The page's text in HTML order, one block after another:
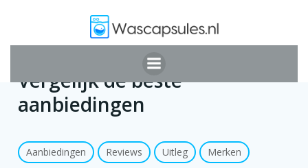
naar
de
inhoud
Vaatwasserzout kopen:
Vergelijk de beste
aanbiedingen
Aanbiedingen Reviews Uitleg Merken